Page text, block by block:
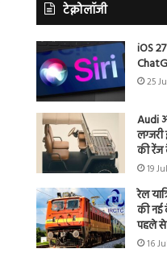
टेक्नोलॉजी
iOS
25
Audi
लग्जरी
की
19
रेल
की नई
पहले
16